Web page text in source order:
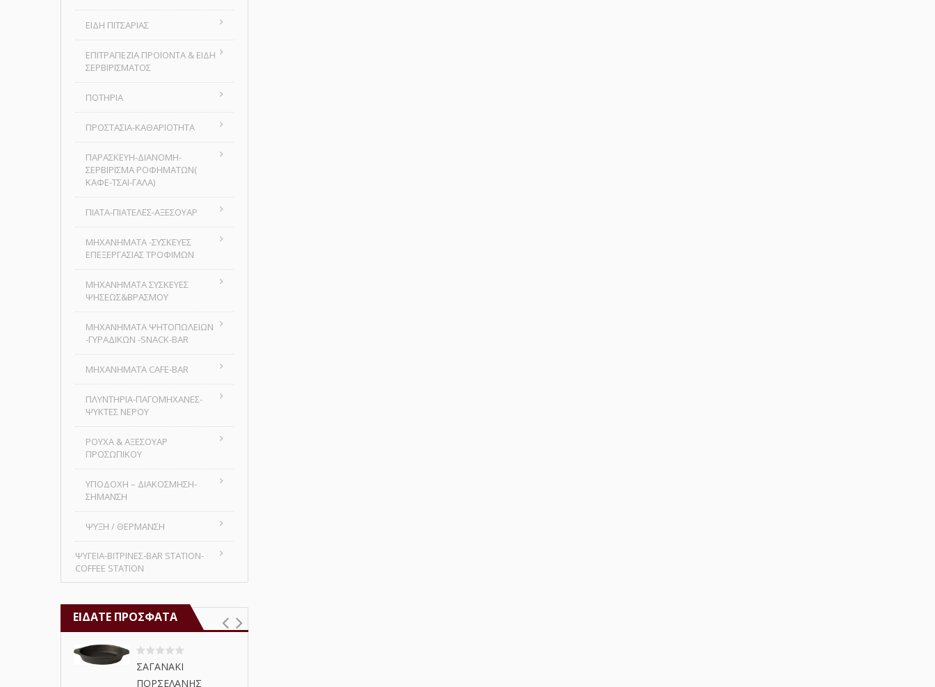
ΕΙΔΗ ΠΙΤΣΑΡΙΑΣ
ΕΠΙΤΡΑΠΕΖΙΑ ΠΡΟΙΟΝΤΑ & ΕΙΔΗ
ΣΕΡΒΙΡΙΣΜΑΤΟΣ
ΠΟΤΗΡΙΑ
ΠΡΟΣΤΑΣΙΑ-ΚΑΘΑΡΙΟΤΗΤΑ
ΠΑΡΑΣΚΕΥΗ-ΔΙΑΝΟΜΗ-
ΣΕΡΒΙΡΙΣΜΑ ΡΟΦΗΜΑΤΩΝ(
ΚΑΦΕ-ΤΣΑΙ-ΓΑΛΑ)
ΠΙΑΤΑ-ΠΙΑΤΕΛΕΣ-ΑΞΕΣΟΥΑΡ
ΜΗΧΑΝΗΜΑΤΑ -ΣΥΣΚΕΥΕΣ
ΕΠΕΞΕΡΓΑΣΙΑΣ ΤΡΟΦΙΜΩΝ
ΜΗΧΑΝΗΜΑΤΑ ΣΥΣΚΕΥΕΣ
ΨΗΣΕΩΣ&ΒΡΑΣΜΟΥ
MHXANHMATA ΨΗΤΟΠΩΛΕΙΩΝ
-ΓΥΡΑΔΙΚΩΝ -SNACK-BAR
ΜΗΧΑΝΗΜΑΤΑ CAFE-BAR
ΠΛΥΝΤΗΡΙΑ-ΠΑΓΟΜΗΧΑΝΕΣ-
ΨΥΚΤΕΣ ΝΕΡΟΥ
ΡΟΥΧΑ & ΑΞΕΣΟΥΑΡ
ΠΡΟΣΩΠΙΚΟΥ
ΥΠΟΔΟΧΗ – ΔΙΑΚΟΣΜΗΣΗ-
ΣΗΜΑΝΣΗ
ΨΥΞΗ / ΘΕΡΜΑΝΣΗ
ΨΥΓΕΙΑ-ΒΙΤΡΙΝΕΣ-BAR STATION-
COFFEE STATION
ΕΊΔΑΤΕ ΠΡΌΣΦΑΤΑ
ΣΑΓΑΝΑΚΙ
ΠΟΡΣΕΛΑΝΗΣ